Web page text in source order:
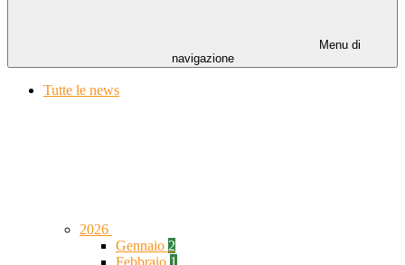
Menu di
navigazione
Tutte le news
2026
Gennaio 2